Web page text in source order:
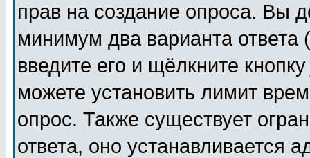
прав на создание опроса. Вы
минимум два варианта ответа
введите его и щёлкните
можете установить лимит
опрос. Также существует
ответа, оно устанавливается